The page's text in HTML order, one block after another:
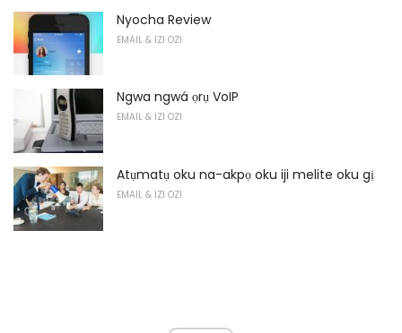
Nyocha Review
EMAIL & IZI OZI
Ngwa ngwá ọrụ VoIP
EMAIL & IZI OZI
Atụmatụ oku na-akpọ oku iji melite oku gị
EMAIL & IZI OZI